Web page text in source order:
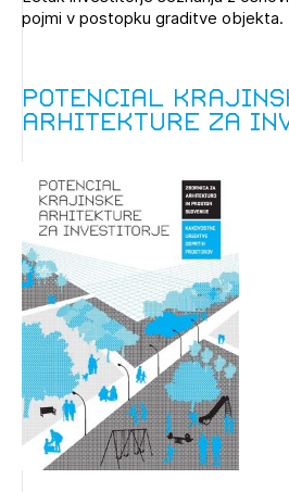
pojmi v postopku graditve objekta.
Potencial
arhitekture za